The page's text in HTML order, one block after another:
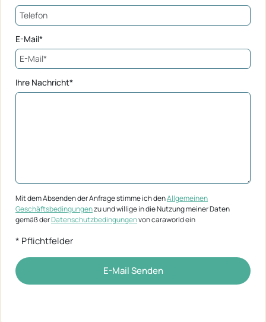
E-Mail*
Ihre Nachricht*
Mit dem Absenden der Anfrage stimme ich denAllgemeinen
Geschäftsbedingungenzu und willige in die Nutzung meiner Daten
gemäß derDatenschutzbedingungenvon caraworld ein
* Pflichtfelder
E-Mail Senden